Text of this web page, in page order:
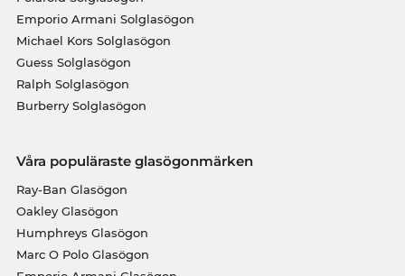
Emporio Armani Solglasögon
Michael Kors Solglasögon
Guess Solglasögon
Ralph Solglasögon
Burberry Solglasögon
Våra populäraste glasögonmärken
Ray-Ban Glasögon
Oakley Glasögon
Humphreys Glasögon
Marc O Polo Glasögon